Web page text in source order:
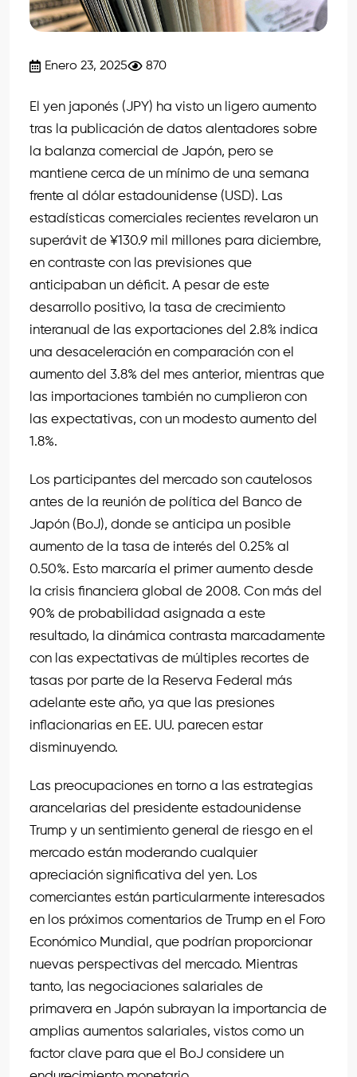
Enero 23, 2025 870
El yen japonés (JPY) ha visto un ligero aumento
tras la publicación de datos alentadores sobre
la balanza comercial de Japón, pero se
mantiene cerca de un mínimo de una semana
frente al dólar estadounidense (USD). Las
estadísticas comerciales recientes revelaron un
superávit de ¥130.9 mil millones para diciembre,
en contraste con las previsiones que
anticipaban un déficit. A pesar de este
desarrollo positivo, la tasa de crecimiento
interanual de las exportaciones del 2.8% indica
una desaceleración en comparación con el
aumento del 3.8% del mes anterior, mientras que
las importaciones también no cumplieron con
las expectativas, con un modesto aumento del
1.8%.
Los participantes del mercado son cautelosos
antes de la reunión de política del Banco de
Japón (BoJ), donde se anticipa un posible
aumento de la tasa de interés del 0.25% al
0.50%. Esto marcaría el primer aumento desde
la crisis financiera global de 2008. Con más del
90% de probabilidad asignada a este
resultado, la dinámica contrasta marcadamente
con las expectativas de múltiples recortes de
tasas por parte de la Reserva Federal más
adelante este año, ya que las presiones
inflacionarias en EE. UU. parecen estar
disminuyendo.
Las preocupaciones en torno a las estrategias
arancelarias del presidente estadounidense
Trump y un sentimiento general de riesgo en el
mercado están moderando cualquier
apreciación significativa del yen. Los
comerciantes están particularmente interesados
en los próximos comentarios de Trump en el Foro
Económico Mundial, que podrían proporcionar
nuevas perspectivas del mercado. Mientras
tanto, las negociaciones salariales de
primavera en Japón subrayan la importancia de
amplias aumentos salariales, vistos como un
factor clave para que el BoJ considere un